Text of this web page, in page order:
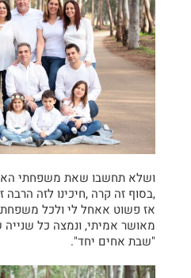
ושלא תחשבו שאת משפחתי
,בסוף זה קרה ,חיכינו לזה הרבה
אז פשוט אאחל לי ולכל
מאושר אמיתי, ונמצה כל
"שבת אחים יחד".